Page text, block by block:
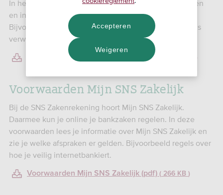
In het ‘Reglement Zakenrekenrekening’ staan afspraken
en informatie die voor de SNS Zakenrekening gelden.
Bijvoorbeeld hoe lang het duurt voordat een betaling is
verwerkt. En hoe je veilig met je betaalpas omgaat.
Reglement SNS Zakenrekening (pdf)
Voorwaarden Mijn SNS Zakelijk
Bij de SNS Zakenrekening hoort Mijn SNS Zakelijk.
Daarmee kun je online je bankzaken regelen. In deze
voorwaarden lees je informatie over Mijn SNS Zakelijk en
zie je welke afspraken er gelden. Bijvoorbeeld regels over
hoe je veilig internetbankiert.
Voorwaarden Mijn SNS Zakelijk (pdf) 266 KB
Weigeren
Accepteren